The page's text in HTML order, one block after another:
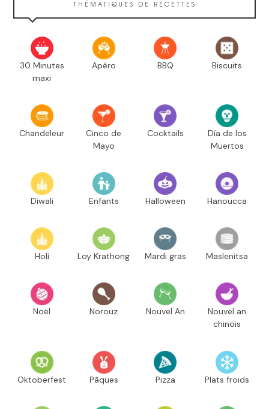
THÉMATIQUES DE RECETTES
30 Minutes
maxi
Apéro BBQ Biscuits
Chandeleur
Cinco de
Mayo
Cocktails
Día de los
Muertos
Diwali Enfants Halloween Hanoucca
Holi Loy Krathong Mardi gras Maslenitsa
Noël Norouz Nouvel An
Nouvel an
chinois
Oktoberfest Pâques Pizza Plats froids